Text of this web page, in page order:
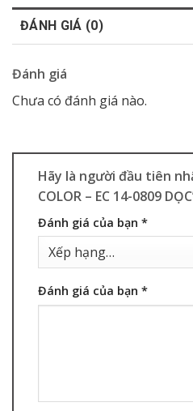
ĐÁNH GIÁ (0)
Đánh giá
Chưa có đánh giá nào.
Hãy là người đầu tiên
COLOR – EC 14-0809
Đánh giá của bạn *
Đánh giá của bạn *